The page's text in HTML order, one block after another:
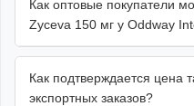
Как оптовые покупатели
Zyceva 150 мг у Oddway
Как подтверждается цена
экспортных заказов?